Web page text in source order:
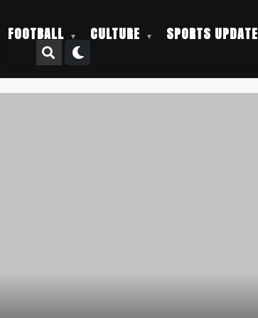
FOOTBALL CULTURE SPORTS UPDATE